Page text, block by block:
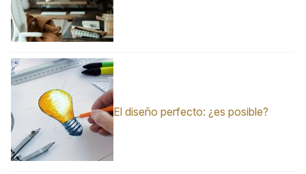
El diseño perfecto: ¿es posible?